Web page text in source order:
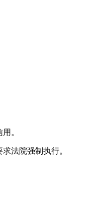
。
法院强制执行。